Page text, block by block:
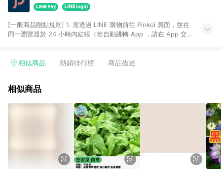
[一般商品贈點規則] 1. 需透過 LINE 購物前往 Pinkoi 頁面，並在
同一瀏覽器於 24 小時內結帳（若自動跳轉 App ，請在 App 交
回饋訂單不得享有 Pinkoi 站方優惠，例如首購優惠，P coins，
行為，不具贈點資格，部分退款不在此限。 6. APP 請更新至
貨後 45 天後發送。 8. 群眾募資商品，禮物卡，開館保證金，補
運費，攤位費等不具贈點資格。 9. LINE 購物站上之商品規格、
顏色、價位、贈品如與 Pinkoi 商品資訊頁及購物車不符，以
Pinkoi 購物商品資訊頁及購物車標示為準。 10. 點數紅包使用規
則請以點數紅包活動說明為準。 11. 若於 LINE 購物前往 Pinkoi
頁面後才首次下載 Pinkoi APP 並完成訂單，不符合導購資格；承
上，首次下載 Pinkoi APP 後，需透過 LINE 購物前往 Pinkoi 頁
相似商品 熱銷排行榜 商品描述
相似商品